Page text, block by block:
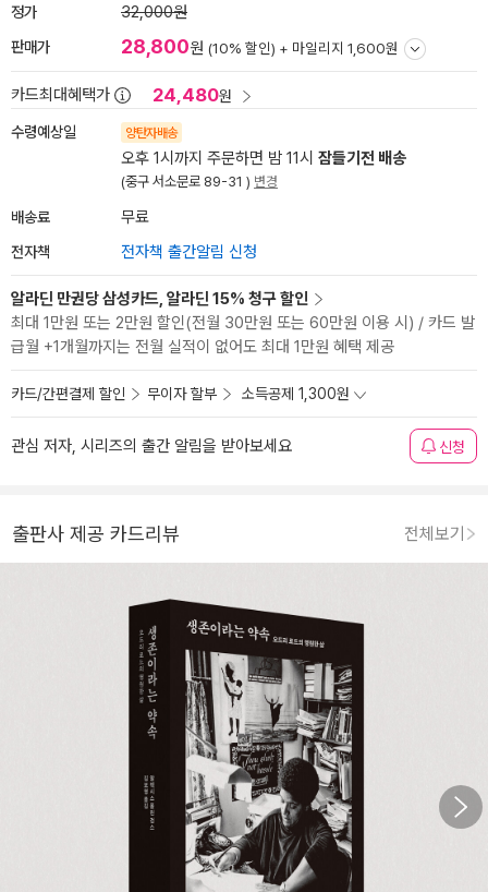
정가 32,000원
판매가 28,800원 (10% 할인) + 마일리지 1,600원
카드최대혜택가 24,480원
수령예상일 양탄자배송
오후 1시까지 주문하면 밤 11시 잠들기전 배송
(중구 서소문로 89-31 ) 변경
배송료 무료
전자책 전자책 출간알림 신청
알라딘 만권당 삼성카드, 알라딘 15% 청구 할인
최대 1만원 또는 2만원 할인(전월 30만원 또는 60만원 이용 시) / 카드 발
급월 +1개월까지는 전월 실적이 없어도 최대 1만원 혜택 제공
카드/간편결제 할인 무이자 할부 소득공제 1,300원
관심 저자, 시리즈의 출간 알림을 받아보세요 신청
출판사 제공 카드리뷰 전체보기